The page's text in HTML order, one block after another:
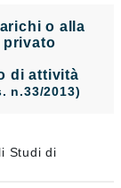
o alla
di attività
n.33/2013)
Studi di